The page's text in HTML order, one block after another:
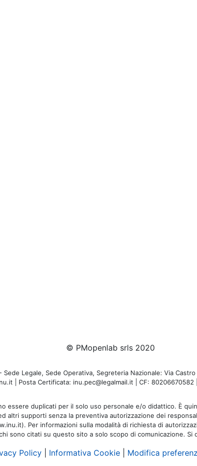
© PMopenlab srls 2020
Sede Legale, Sede Operativa, Segreteria Nazionale: Via
| Posta Certificata: inu.pec@legalmail.it | CF: 80206670582
essere duplicati per il solo uso personale e/o didattico. È
altri supporti senza la preventiva autorizzazione dei
Per informazioni sulla modalità di richiesta di
sono citati su questo sito a solo scopo di comunicazione.
Policy Informativa Cookie Modifica